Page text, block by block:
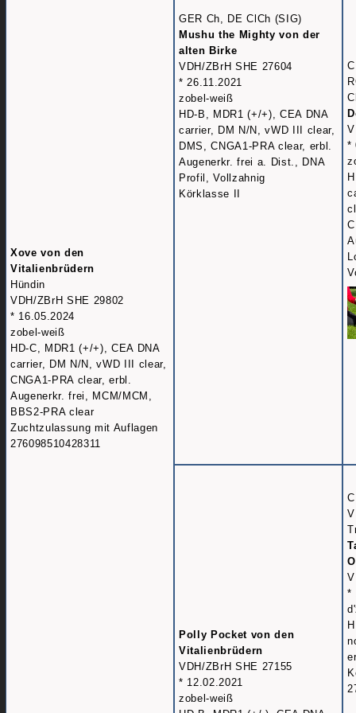
Xove von den
Vitalienbrüdern
Hündin
VDH/ZBrH SHE 29802
* 16.05.2024
zobel-weiß
HD-C, MDR1 (+/+), CEA DNA
carrier, DM N/N, vWD III clear,
CNGA1-PRA clear, erbl.
Augenerkr. frei, MCM/MCM,
BBS2-PRA clear
Zuchtzulassung mit Auflagen
276098510428311
GER Ch, DE ClCh (SIG)
Mushu the Mighty von der
alten Birke
VDH/ZBrH SHE 27604
* 26.11.2021
zobel-weiß
HD-B, MDR1 (+/+), CEA DNA
carrier, DM N/N, vWD III clear,
DMS, CNGA1-PRA clear, erbl.
Augenerkr. frei a. Dist., DNA
Profil, Vollzahnig
Körklasse II
*
Polly Pocket von den
Vitalienbrüdern
VDH/ZBrH SHE 27155
* 12.02.2021
zobel-weiß
*